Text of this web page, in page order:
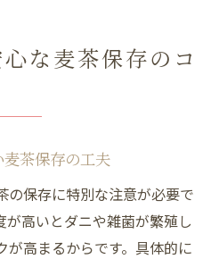
な麦茶保存のコ
茶保存の工夫
の保存に特別な注意が必要で
が高いとダニや雑菌が繁殖し
高まるからです。具体的に